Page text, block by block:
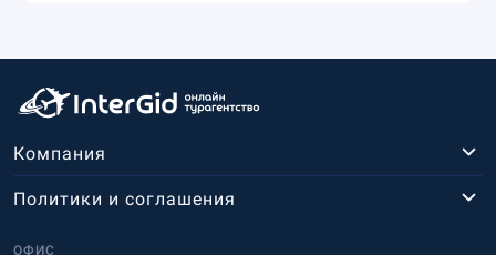
Компания
ОФИС
Политики и соглашения